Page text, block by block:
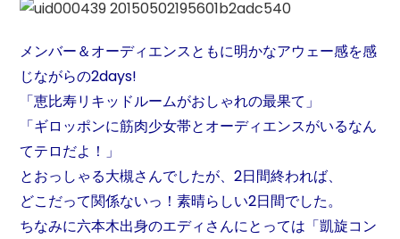
メンバー＆オーディエンスともに明かなアウェー感を感
じながらの2days!
「恵比寿リキッドルームがおしゃれの最果て」
「ギロッポンに筋肉少女帯とオーディエンスがいるなん
てテロだよ！」
とおっしゃる大槻さんでしたが、2日間終われば、
どこだって関係ないっ！素晴らしい2日間でした。
ちなみに六本木出身のエディさんにとっては「凱旋コン